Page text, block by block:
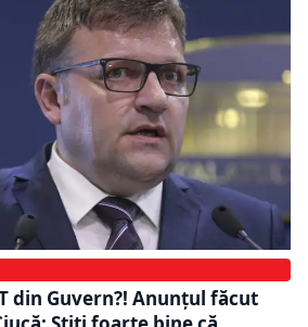
din Guvern?! Anunțul făcut